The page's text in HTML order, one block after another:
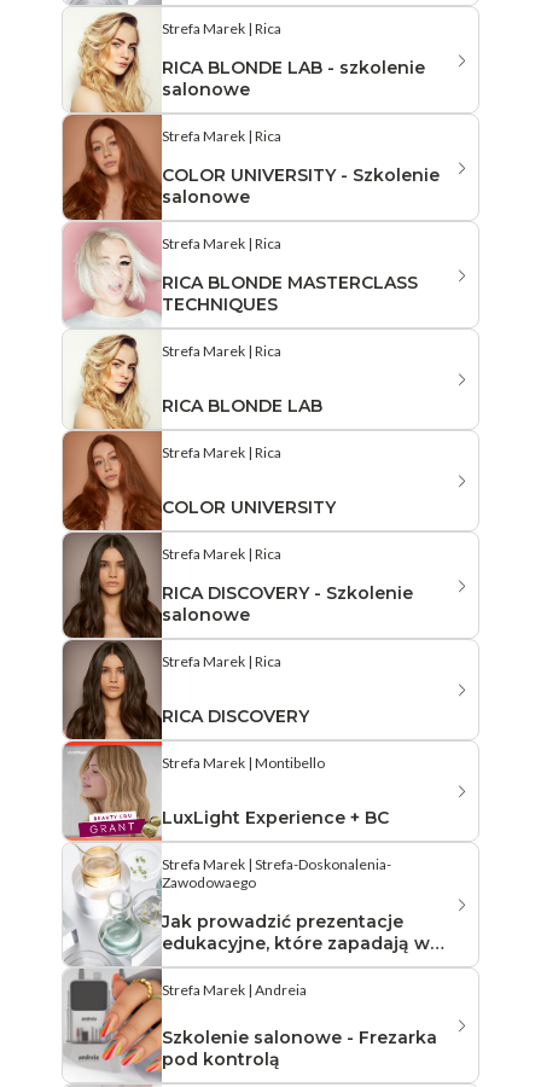
Strefa Marek | Rica
RICA BLONDE LAB - szkolenie
salonowe
Strefa Marek | Rica
COLOR UNIVERSITY - Szkolenie
salonowe
Strefa Marek | Rica
RICA BLONDE MASTERCLASS
TECHNIQUES
Strefa Marek | Rica
RICA BLONDE LAB
Strefa Marek | Rica
COLOR UNIVERSITY
Strefa Marek | Rica
RICA DISCOVERY - Szkolenie
salonowe
Strefa Marek | Rica
RICA DISCOVERY
Strefa Marek | Montibello
LuxLight Experience + BC
Strefa Marek | Strefa-Doskonalenia-
Zawodowaego
Jak prowadzić prezentacje
edukacyjne, które zapadają w
pamięć klientów
Strefa Marek | Andreia
Szkolenie salonowe - Frezarka
pod kontrolą